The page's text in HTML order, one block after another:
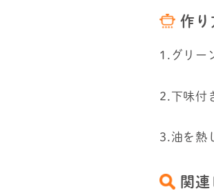
作り
1.グリー
2.下味付
3.油を熱
関連